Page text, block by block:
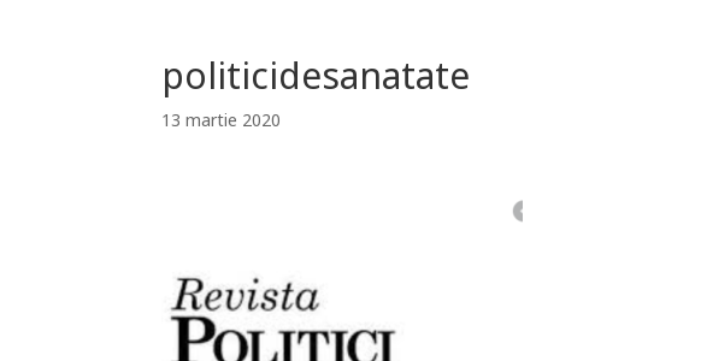
politicidesanatate
13 martie 2020